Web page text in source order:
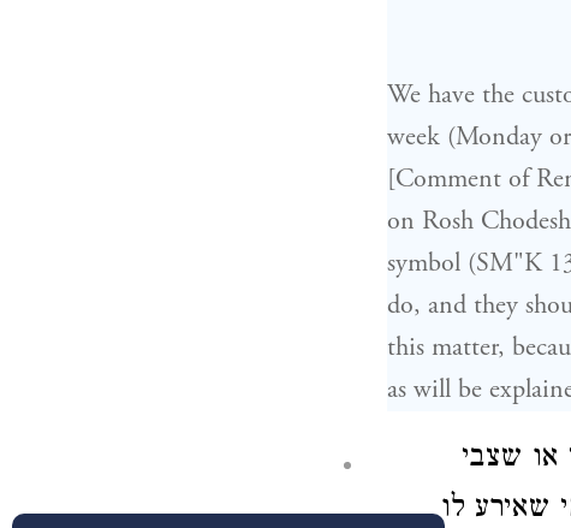
We have the
week (Monday
[Comment of
on Rosh
symbol (SM"K
do, and they
this matter,
as will be
או שצבי
שאירע לו